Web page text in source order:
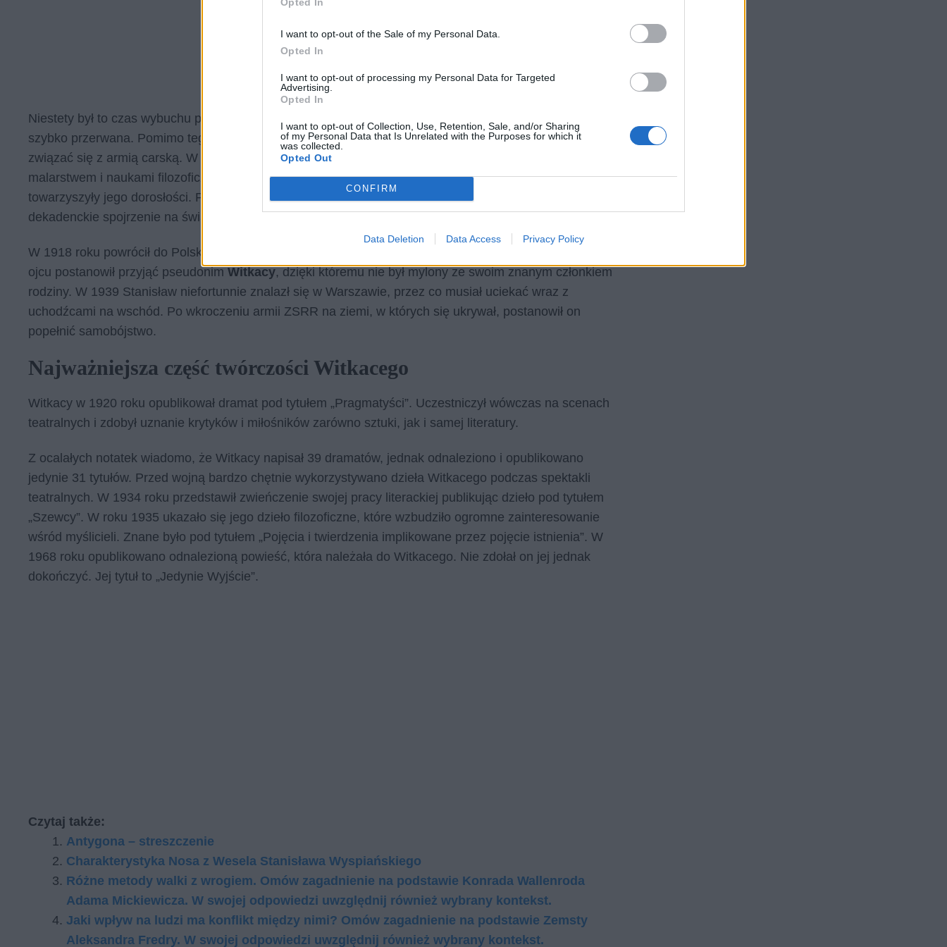
I want to opt-out of the Sale of my Personal Data.
Opted In
I want to opt-out of processing my Personal Data for Targeted
Advertising.
Opted In
I want to opt-out of Collection, Use, Retention, Sale, and/or Sharing
of my Personal Data that Is Unrelated with the Purposes for which it
was collected.
Opted Out
CONFIRM
Data Deletion Data Access Privacy Policy
Niestety był to czas wybuchu pierwszej wojny światowej. Podróż po Oceanii została przez to wydarzenie
szybko przerwana. Pomimo tego, że ojciec Witkacego stał po stronie austriackiej, sam Witkacy postanowił
związać się z armią carską. W trakcie podróży na wschód powrócił do studiowania. Ponownie zajął się
malarstwem i naukami filozoficznymi. Był to okres, w którego trakcie zbudował swoje poglądy, które
towarzyszyły jego dorosłości. Pod wpływem wschodniej arystokracji przystał na nihilistyczne i
dekadenckie spojrzenie na świat.
W 1918 roku powrócił do Polski i kontynuował swoją działalność artystyczną. Z powodu imienia po swoim
ojcu postanowił przyjąć pseudonimWitkacy, dzięki któremu nie był mylony ze swoim znanym członkiem
rodziny. W 1939 Stanisław niefortunnie znalazł się w Warszawie, przez co musiał uciekać wraz z
uchodźcami na wschód. Po wkroczeniu armii ZSRR na ziemi, w których się ukrywał, postanowił on
popełnić samobójstwo.
Najważniejsza część twórczości Witkacego
Witkacy w 1920 roku opublikował dramat pod tytułem „Pragmatyści”. Uczestniczył wówczas na scenach
teatralnych i zdobył uznanie krytyków i miłośników zarówno sztuki, jak i samej literatury.
Z ocalałych notatek wiadomo, że Witkacy napisał 39 dramatów, jednak odnaleziono i opublikowano
jedynie 31 tytułów. Przed wojną bardzo chętnie wykorzystywano dzieła Witkacego podczas spektakli
teatralnych. W 1934 roku przedstawił zwieńczenie swojej pracy literackiej publikując dzieło pod tytułem
„Szewcy”. W roku 1935 ukazało się jego dzieło filozoficzne, które wzbudziło ogromne zainteresowanie
wśród myślicieli. Znane było pod tytułem „Pojęcia i twierdzenia implikowane przez pojęcie istnienia”. W
1968 roku opublikowano odnalezioną powieść, która należała do Witkacego. Nie zdołał on jej jednak
dokończyć. Jej tytuł to „Jedynie Wyjście”.
Czytaj także:
Antygona – streszczenie
Charakterystyka Nosa z Wesela Stanisława Wyspiańskiego
Różne metody walki z wrogiem. Omów zagadnienie na podstawie Konrada Wallenroda
Adama Mickiewicza. W swojej odpowiedzi uwzględnij również wybrany kontekst.
Jaki wpływ na ludzi ma konflikt między nimi? Omów zagadnienie na podstawie Zemsty
Aleksandra Fredry. W swojej odpowiedzi uwzględnij również wybrany kontekst.